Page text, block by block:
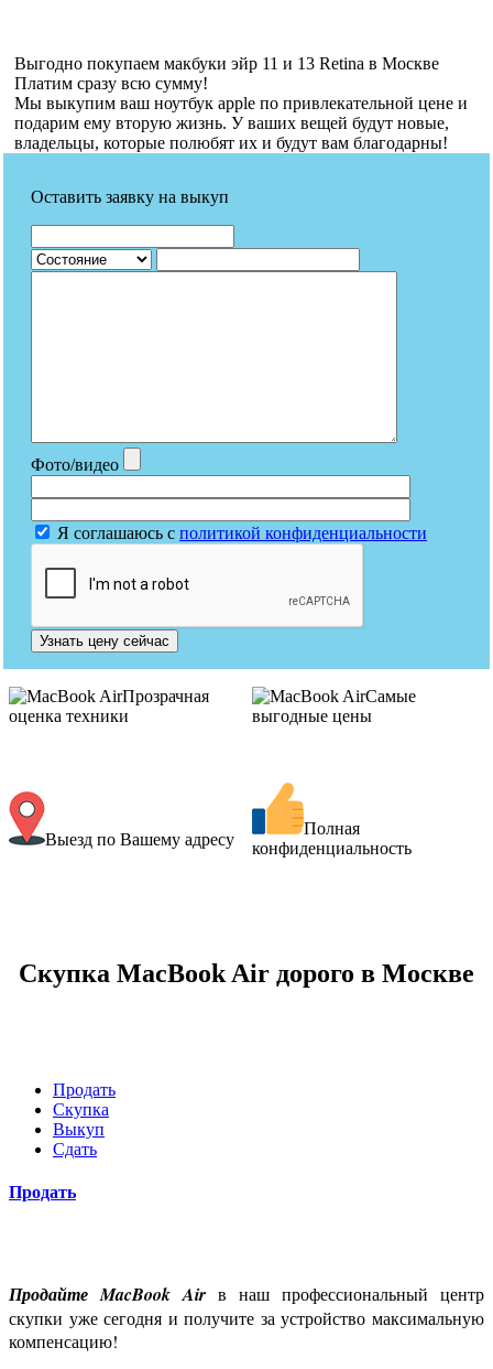
Выгодно покупаем макбуки эйр 11 и 13 Retina в Москве
Платим сразу всю сумму!
Мы выкупим ваш ноутбук apple по привлекательной цене и
подарим ему вторую жизнь. У ваших вещей будут новые,
владельцы, которые полюбят их и будут вам благодарны!
Оставить заявку на выкуп
Фото/видео
Я соглашаюсь с политикой конфиденциальности
Узнать цену сейчас
Прозрачная
оценка техники
Самые
выгодные цены
Выезд по Вашему адресу
Полная
конфиденциальность
Скупка MacBook Air дорого в Москве
Продать
Скупка
Выкуп
Сдать
Продать
Продайте MacBook Air в наш профессиональный центр
скупки уже сегодня и получите за устройство максимальную
компенсацию!